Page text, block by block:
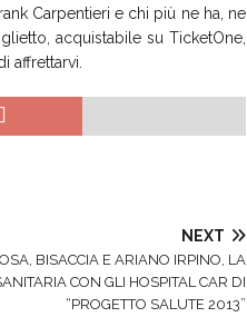
Carpentieri e chi più ne ha, ne
acquistabile su TicketOne,
affrettarvi.
NEXT
BISACCIA E ARIANO IRPINO, LA
CON GLI HOSPITAL CAR DI
“PROGETTO SALUTE 2013”